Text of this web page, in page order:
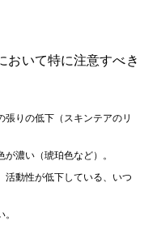
おいて特に注意すべき
張りの低下（スキンテアのリ
濃い（琥珀色など）。
活動性が低下している、いつ